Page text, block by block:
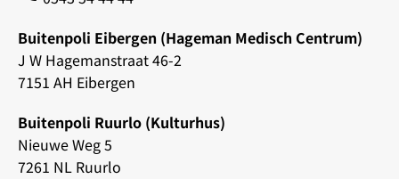
Buitenpoli Eibergen (Hageman Medisch Centrum)
J W Hagemanstraat 46-2
7151 AH Eibergen
Buitenpoli Ruurlo (Kulturhus)
Nieuwe Weg 5
7261 NL Ruurlo